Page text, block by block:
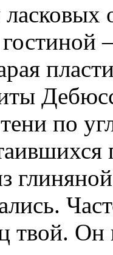
по
твой. Он